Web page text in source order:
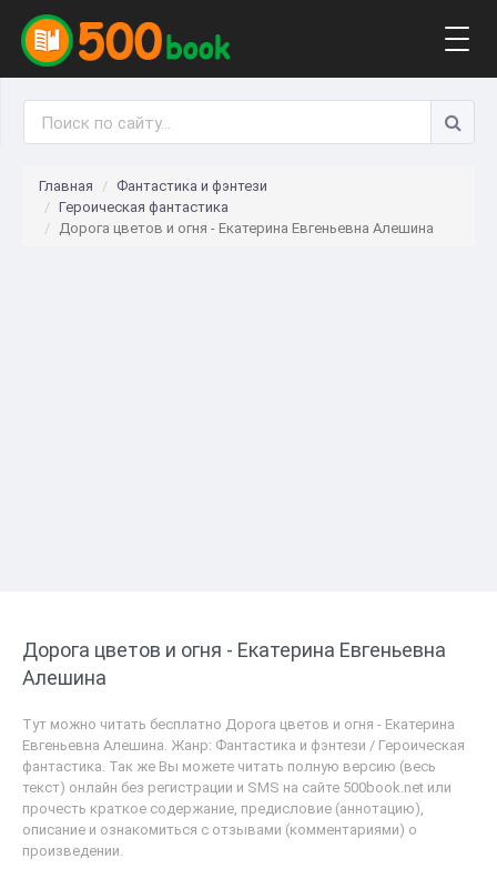
Главная
Фантастика и фэнтези
Героическая фантастика
Дорога цветов и огня - Екатерина Евгеньевна Алешина
Дорога цветов и огня - Екатерина Евгеньевна
Алешина
Тут можно читать бесплатно Дорога цветов и огня - Екатерина
Евгеньевна Алешина. Жанр: Фантастика и фэнтези / Героическая
фантастика. Так же Вы можете читать полную версию (весь
текст) онлайн без регистрации и SMS на сайте 500book.net или
прочесть краткое содержание, предисловие (аннотацию),
описание и ознакомиться с отзывами (комментариями) о
произведении.